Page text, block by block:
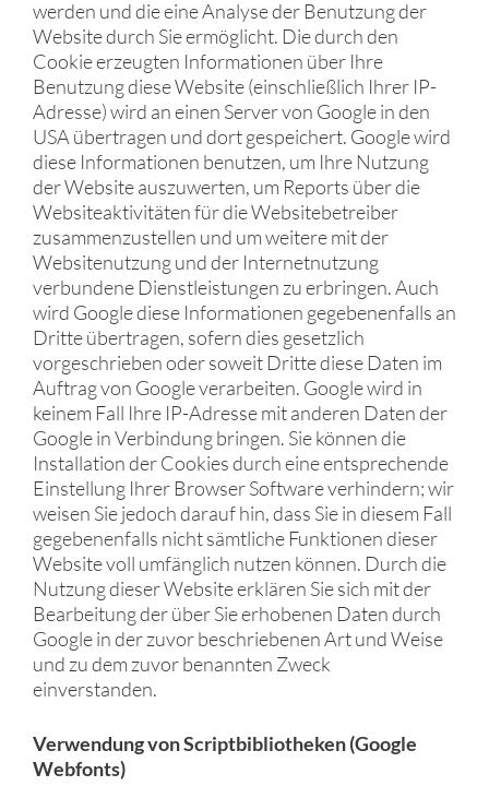
werden und die eine Analyse der Benutzung der
Website durch Sie ermöglicht. Die durch den
Cookie erzeugten Informationen über Ihre
Benutzung diese Website (einschließlich Ihrer IP-
Adresse) wird an einen Server von Google in den
USA übertragen und dort gespeichert. Google wird
diese Informationen benutzen, um Ihre Nutzung
der Website auszuwerten, um Reports über die
Websiteaktivitäten für die Websitebetreiber
zusammenzustellen und um weitere mit der
Websitenutzung und der Internetnutzung
verbundene Dienstleistungen zu erbringen. Auch
wird Google diese Informationen gegebenenfalls an
Dritte übertragen, sofern dies gesetzlich
vorgeschrieben oder soweit Dritte diese Daten im
Auftrag von Google verarbeiten. Google wird in
keinem Fall Ihre IP-Adresse mit anderen Daten der
Google in Verbindung bringen. Sie können die
Installation der Cookies durch eine entsprechende
Einstellung Ihrer Browser Software verhindern; wir
weisen Sie jedoch darauf hin, dass Sie in diesem Fall
gegebenenfalls nicht sämtliche Funktionen dieser
Website voll umfänglich nutzen können. Durch die
Nutzung dieser Website erklären Sie sich mit der
Bearbeitung der über Sie erhobenen Daten durch
Google in der zuvor beschriebenen Art und Weise
und zu dem zuvor benannten Zweck
einverstanden.
Verwendung von Scriptbibliotheken (Google
Webfonts)